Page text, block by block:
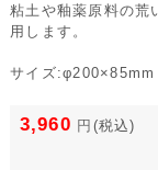
粘土や釉薬原料の荒
用します。
サイズ:φ200×85mm
3,960 円 (税込)